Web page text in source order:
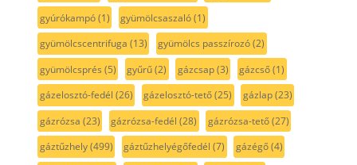
gyúrókampó(1) gyümölcsaszaló(1)
gyümölcscentrifuga (13) gyümölcs passzírozó(2)
gyümölcsprés (5) gyűrű(2) gázcsap(3) gázcső(1)
gázelosztó-fedél (26) gázelosztó-tető(25) gázlap(23)
gázrózsa (23) gázrózsa-fedél (28) gázrózsa-tető(27)
gáztűzhely(499) gáztűzhelyégőfedél (7) gázégő(4)